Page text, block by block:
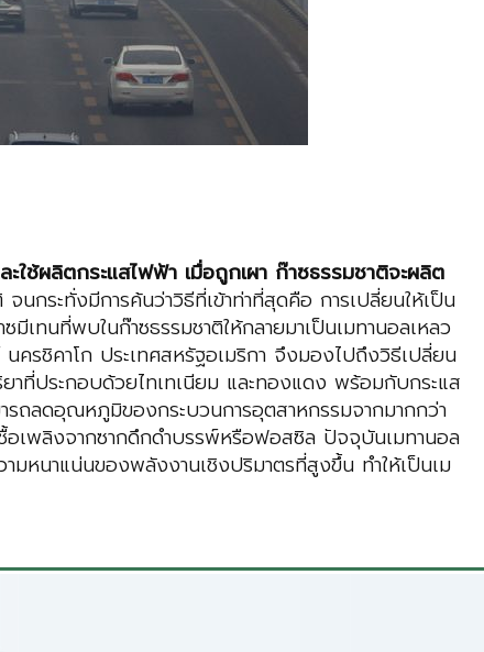
ใช้ผลิตกระแสไฟฟ้า เมื่อถูกเผา ก๊าซธรรมชาติจะผลิต
กระทั่งมีการค้นว่าวิธีที่เข้าท่าที่สุดคือ การเปลี่ยนให้เป็น
เทนที่พบในก๊าซธรรมชาติให้กลายมาเป็นเมทานอลเหลว
รชิคาโก ประเทศสหรัฐอเมริกา จึงมองไปถึงวิธีเปลี่ยน
ที่ประกอบด้วยไทเทเนียม และทองแดง พร้อมกับกระแส
รถลดอุณหภูมิของกระบวนการอุตสาหกรรมจากมากกว่า
เพลิงจากซากดึกดำบรรพ์หรือฟอสซิล ปัจจุบันเมทานอล
มหนาแน่นของพลังงานเชิงปริมาตรที่สูงขึ้น ทำให้เป็นเม